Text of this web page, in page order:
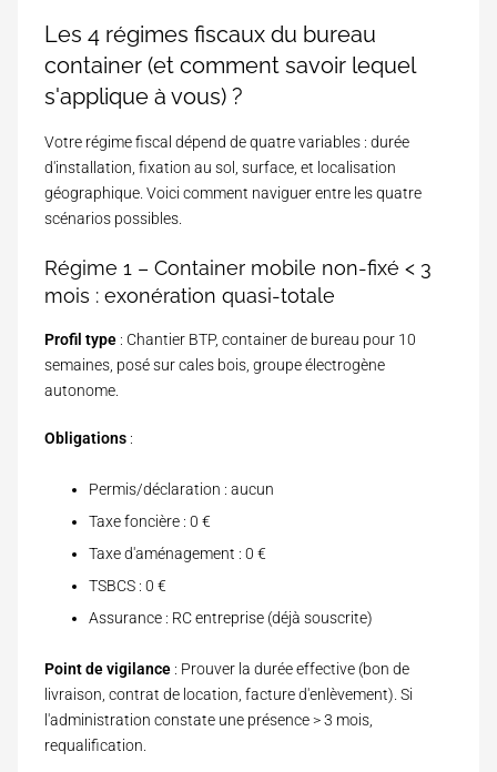
q
u
-
-
l
e
d
c
a
c
e
Les 4 régimes fiscaux du bureau
container (et comment savoir lequel
s'applique à vous) ?
Votre régime fiscal dépend de quatre variables : durée
d'installation, fixation au sol, surface, et localisation
géographique. Voici comment naviguer entre les quatre
scénarios possibles.
Régime 1 – Container mobile non-fixé < 3
mois : exonération quasi-totale
Profil type : Chantier BTP, container de bureau pour 10
semaines, posé sur cales bois, groupe électrogène
autonome.
Obligations :
Permis/déclaration : aucun
Taxe foncière : 0 €
Taxe d'aménagement : 0 €
TSBCS : 0 €
Assurance : RC entreprise (déjà souscrite)
Point de vigilance : Prouver la durée effective (bon de
livraison, contrat de location, facture d'enlèvement). Si
l'administration constate une présence > 3 mois,
requalification.